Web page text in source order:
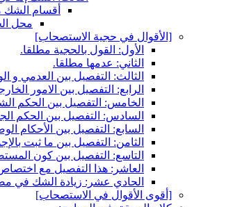
أقسام الشك
محل
[الأقوال في حجية الاستصحاب‏]
الأول: القول بالحجية مطلقا.
الثاني: عدمها مطلقا.
الثالث: التفصيل بين العدمي و
الرابع: التفصيل بين الامور
الخامس: التفصيل بين الحكم
السادس: التفصيل بين الحكم
السابع: التفصيل بين الأحكام
الثامن: التفصيل بين ما ثبت
التاسع: التفصيل بين كون
العاشر: هذا التفصيل مع
الحادي عشر: زيادة الشك في
[أقوى الأقوال في الاستصحاب‏]